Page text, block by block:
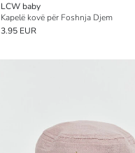
LCW baby
Kapelë kovë për Foshnja Djem
3.95 EUR